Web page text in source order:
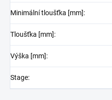
Minimální tloušťka [mm]:
Tloušťka [mm]:
Výška [mm]:
Stage: